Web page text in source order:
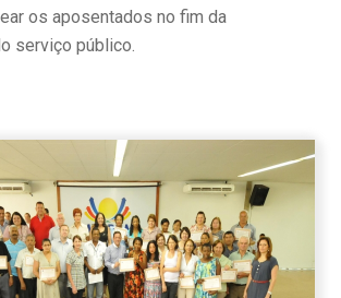
os aposentados no fim da
serviço público.